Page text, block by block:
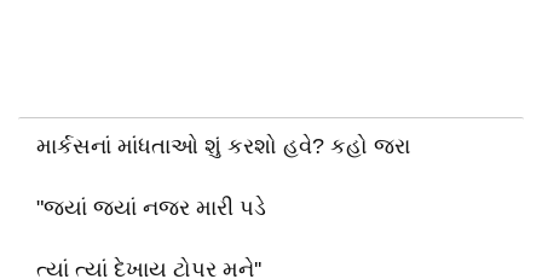
માર્કસનાં માંધતાઓ શું કરશો હવે? કહો જરા
"જ્યાં જ્યાં નજર મારી પડે
ત્યાં ત્યાં દેખાય ટોપર મને''